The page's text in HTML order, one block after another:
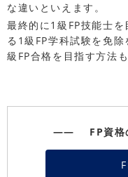
な違いといえます。
最終的に1級FP技能士
る1級FP学科試験を免
級FP合格を目指す方法も
―― FP資格